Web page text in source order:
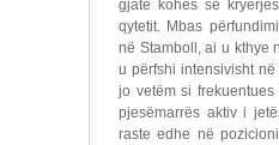
gjatë kohës së
qytetit. Mbas
në Stamboll, ai u kthye
u përfshi intensivisht
jo vetëm si
pjesëmarrës aktiv i
raste edhe në